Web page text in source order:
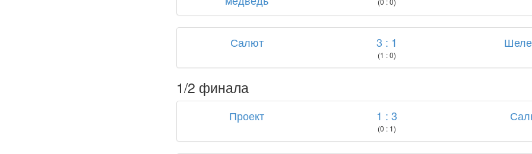
Салют 3 : 1
(1 : 0)
1/2 финала
Проект 1 : 3
(0 : 1)